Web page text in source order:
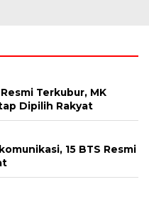
Terkubur, MK
Dipilih Rakyat
15 BTS Resmi